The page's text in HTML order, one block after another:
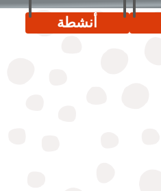
أنشطة